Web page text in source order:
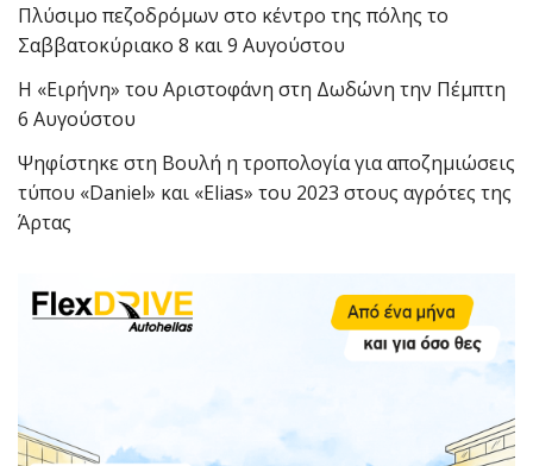
Πλύσιμο πεζοδρόμων στο κέντρο της πόλης το
Σαββατοκύριακο 8 και 9 Αυγούστου
Η «Ειρήνη» του Αριστοφάνη στη Δωδώνη την Πέμπτη
6 Αυγούστου
Ψηφίστηκε στη Βουλή η τροπολογία για αποζημιώσεις
τύπου «Daniel» και «Elias» του 2023 στους αγρότες της
Άρτας